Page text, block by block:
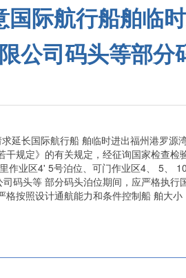
际航行船舶临
公司码头等部分
延长国际航行船 舶临时进出福州港罗
规定》的有关规定，经征询国家检查
作业区4' 5号泊位、可门作业区4、 5、
码头等 部分码头泊位期间，应严格执
按照设计通航能力和条件控制船 舶大